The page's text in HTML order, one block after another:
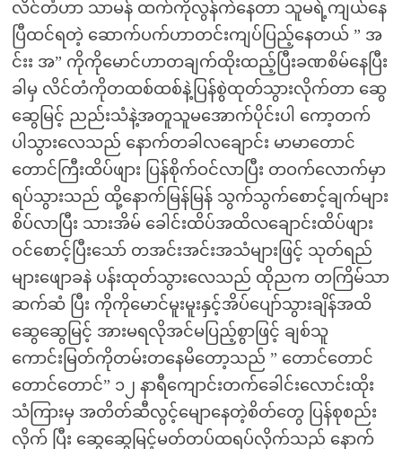
လိင်တံဟာ သာမန် ထက်ကိုလွန်ကဲနေတာ သူမရဲ့ကျယ်နေ
ပြီထင်ရတဲ့ ဆောက်ပက်ဟာတင်းကျပ်ပြည့်နေတယ် ” အ
င်းး အ” ကိုကိုမောင်ဟာတချက်ထိုးထည့်ပြီးခဏစိမ်နေပြီး
ခါမှ လိင်တံကိုတထစ်ထစ်နဲ့ပြန်စွဲထုတ်သွားလိုက်တာ ဆွေ
ဆွေမြင့် ညည်းသံနဲ့အတူသူမအောက်ပိုင်းပါ ကော့တက်
ပါသွားလေသည် နောက်တခါလချောင်း မာမာတောင်
တောင်ကြီးထိပ်ဖျား ပြန်စိုက်ဝင်လာပြီး တဝက်လောက်မှာ
ရပ်သွားသည် ထို့နောက်မြန်မြန် သွက်သွက်စောင့်ချက်များ
စိပ်လာပြီး သားအိမ် ခေါင်းထိပ်အထိလချောင်းထိပ်ဖျား
ဝင်စောင့်ပြီးသော် တအင်းအင်းအသံများဖြင့် သုတ်ရည်
များဖျောခနဲ ပန်းထုတ်သွားလေသည် ထိုညက တကြိမ်သာ
ဆက်ဆံ ပြီး ကိုကိုမောင်မူးမူးနှင့်အိပ်ပျော်သွားချိန်အထိ
ဆွေဆွေမြင့် အားမရလိုအင်မပြည့်စွာဖြင့် ချစ်သူ
ကောင်းမြတ်ကိုတမ်းတနေမိတော့သည် ” တောင်တောင်
တောင်တောင်” ၁၂ နာရီကျောင်းတက်ခေါင်းလောင်းထိုး
သံကြားမှ အတိတ်ဆီလွင့်မျောနေတဲ့စိတ်တွေ ပြန်စုစည်း
လိုက် ပြီး ဆွေဆွေမြင့်မတ်တပ်ထရပ်လိုက်သည် နောက်